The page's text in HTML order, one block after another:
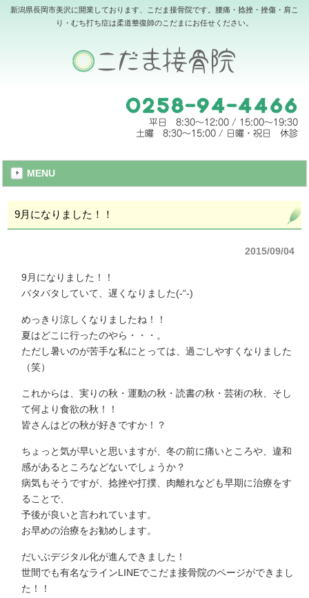
新潟県長岡市美沢に開業しております、こだま接骨院です。腰痛・捻挫・挫傷・肩こ
り・むち打ち症は柔道整復師のこだまにお任せください。
MENU
9月になりました！！
2015/09/04
9月になりました！！
バタバタしていて、遅くなりました(-“-)
めっきり涼しくなりましたね！！
夏はどこに行ったのやら・・・。
ただし暑いのが苦手な私にとっては、過ごしやすくなりました
（笑）
これからは、実りの秋・運動の秋・読書の秋・芸術の秋、そし
て何より食欲の秋！！
皆さんはどの秋が好きですか！？
ちょっと気が早いと思いますが、冬の前に痛いところや、違和
感があるところなどないでしょうか？
病気もそうですが、捻挫や打撲、肉離れなども早期に治療をす
ることで、
予後が良いと言われています。
お早めの治療をお勧めします。
だいぶデジタル化が進んできました！
世間でも有名なラインLINEでこだま接骨院のページができまし
た！！